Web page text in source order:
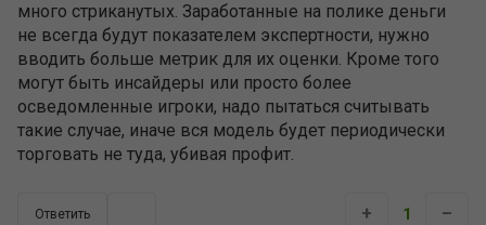
много стриканутых. Заработанные на полике деньги
не всегда будут показателем экспертности, нужно
вводить больше метрик для их оценки. Кроме того
могут быть инсайдеры или просто более
осведомленные игроки, надо пытаться считывать
такие случае, иначе вся модель будет периодически
торговать не туда, убивая профит.
Ответить + 1 –